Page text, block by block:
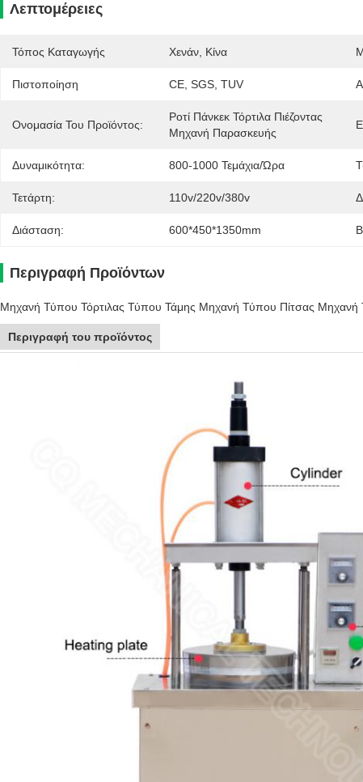
Λεπτομέρειες
Τόπος Καταγωγής Χενάν, Κίνα
Πιστοποίηση CE, SGS, TUV
Ονομασία Του Προϊόντος:
Ροτί Πάνκεκ Τόρτιλα Πιέζοντας
Μηχανή Παρασκευής
Δυναμικότητα: 800-1000 Τεμάχια/ώρα
Τετάρτη: 110v/220v/380v
Διάσταση: 600*450*1350mm
Περιγραφή Προϊόντων
Μηχανή Τύπου Τόρτιλας Τύπου Τάμης Μηχανή Τύπου Πίτσας Μηχανή
Περιγραφή του προϊόντος